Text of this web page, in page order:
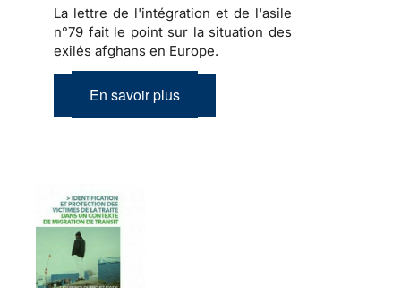
La lettre de l'intégration et de l'asile
n°79 fait le point sur la situation des
exilés afghans en Europe.
En savoir plus